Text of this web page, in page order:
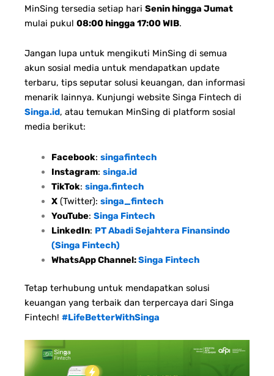
MinSing tersedia setiap hari Senin hingga Jumat
mulai pukul 08:00 hingga 17:00 WIB.
Jangan lupa untuk mengikuti MinSing di semua
akun sosial media untuk mendapatkan update
terbaru, tips seputar solusi keuangan, dan informasi
menarik lainnya. Kunjungi website Singa Fintech di
Singa.id, atau temukan MinSing di platform sosial
media berikut:
Facebook: singafintech
Instagram: singa.id
TikTok: singa.fintech
X(Twitter): singa_fintech
YouTube: Singa Fintech
LinkedIn: PT Abadi Sejahtera Finansindo
(Singa Fintech)
WhatsApp Channel:Singa Fintech
Tetap terhubung untuk mendapatkan solusi
keuangan yang terbaik dan terpercaya dari Singa
Fintech! #LifeBetterWithSinga